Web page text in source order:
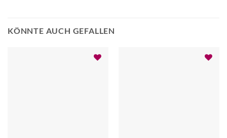
KÖNNTE AUCH GEFALLEN